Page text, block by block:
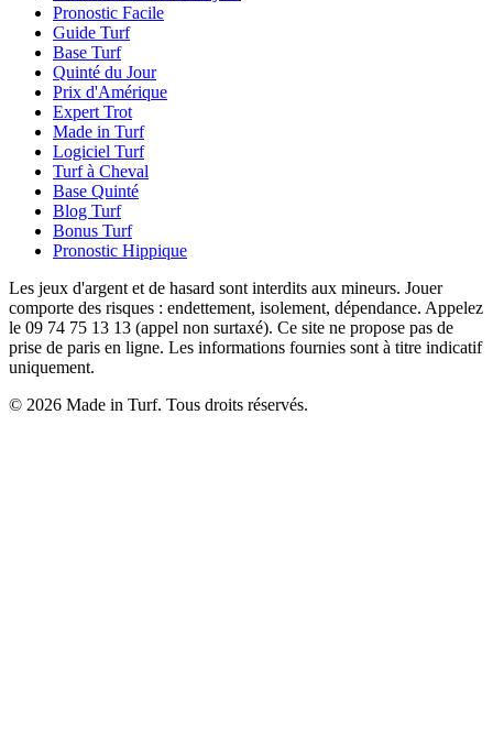
Pronostic Facile
Guide Turf
Base Turf
Quinté du Jour
Prix d'Amérique
Expert Trot
Made in Turf
Logiciel Turf
Turf à Cheval
Base Quinté
Blog Turf
Bonus Turf
Pronostic Hippique
Les jeux d'argent et de hasard sont interdits aux mineurs. Jouer
comporte des risques : endettement, isolement, dépendance. Appelez
le 09 74 75 13 13 (appel non surtaxé). Ce site ne propose pas de
prise de paris en ligne. Les informations fournies sont à titre indicatif
uniquement.
© 2026 Made in Turf. Tous droits réservés.